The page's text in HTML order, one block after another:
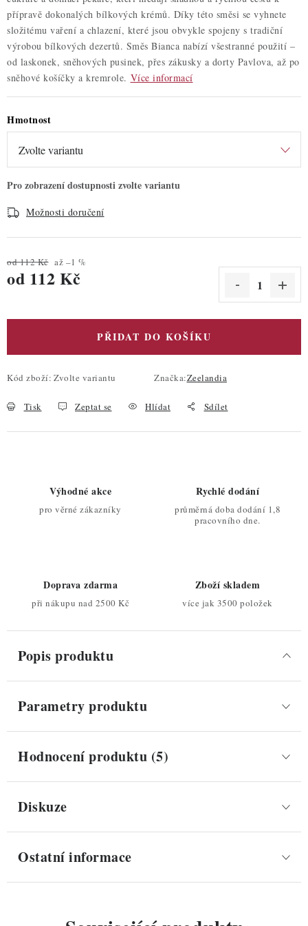
přípravě dokonalých bílkových krémů. Díky této směsi se vyhnete
složitému vaření a chlazení, které jsou obvykle spojeny s tradiční
výrobou bílkových dezertů. Směs Bianca nabízí všestranné použití –
od laskonek, sněhových pusinek, přes zákusky a dorty Pavlova, až po
sněhové košíčky a kremrole. Více informací
Hmotnost
Možnosti doručení
od 112 Kč až –1 %
od 112 Kč
PŘIDAT DO KOŠÍKU
Kód zboží: Zvolte variantu Značka:Zeelandia
Tisk Zeptat se Hlídat Sdílet
Výhodné akce
pro věrné zákazníky
Rychlé dodání
průměrná doba dodání 1,8
pracovního dne.
Doprava zdarma
při nákupu nad 2500 Kč
Zboží skladem
více jak 3500 položek
Popis produktu
Parametry produktu
Hodnocení produktu (5)
Diskuze
Ostatní informace